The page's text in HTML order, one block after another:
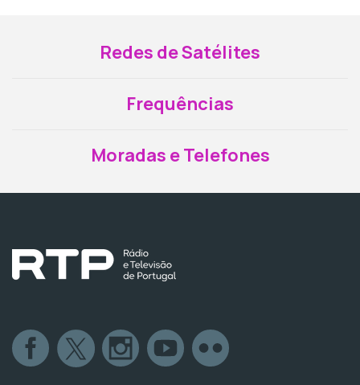
Redes de Satélites
Frequências
Moradas e Telefones